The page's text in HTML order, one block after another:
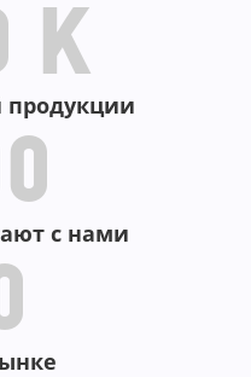
K
с нами